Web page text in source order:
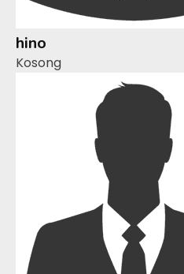
hino
Kosong